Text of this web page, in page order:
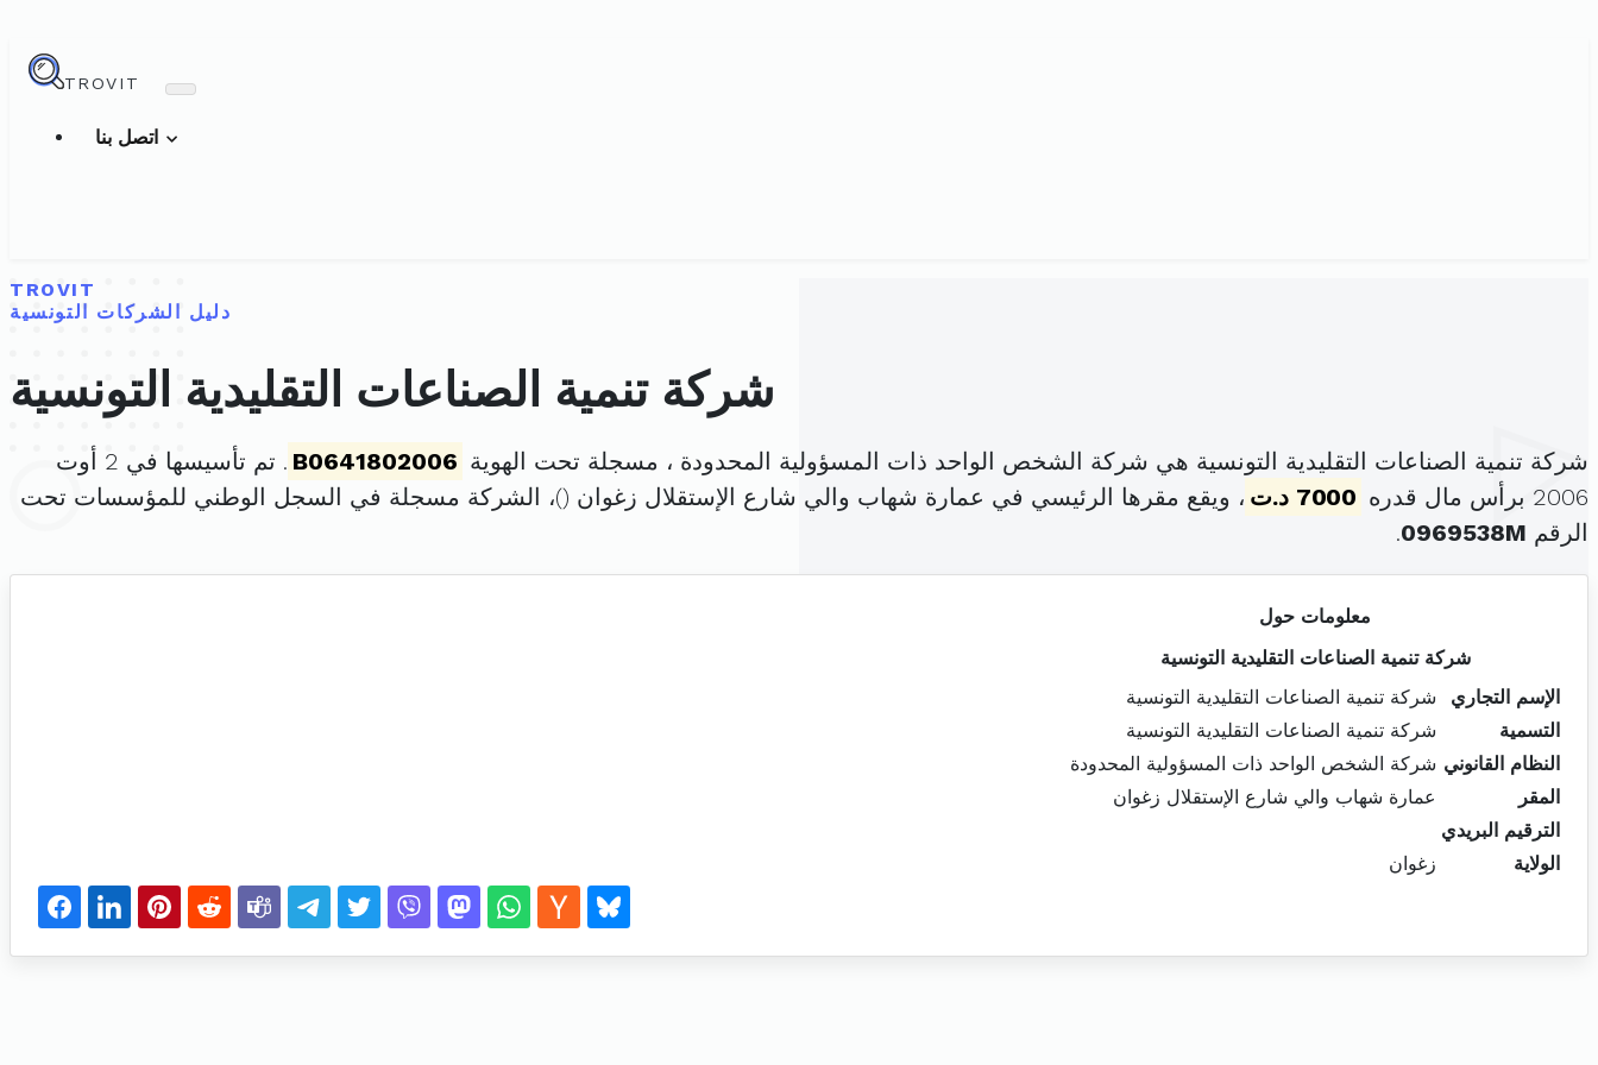
TROVIT
TROVIT
دليل الشركات التونسية
شركة تنمية الصناعات التقليدية التونسية
شركة تنمية الصناعات التقليدية التونسية هي شركة الشخص الواحد ذات المسؤولية المحدودة ، مسجلة تحت الهوية B0641802006
. تم تأسيسها في 2 أوت
2006 برأس مال قدره
7000 د.ت ، ويقع مقرها الرئيسي في عمارة شهاب والي شارع الإستقلال زغوان ()، الشركة مسجلة في السجل الوطني للمؤسسات تحت
الرقم 0969538M
.
معلومات حول
شركة تنمية الصناعات التقليدية التونسية
الإسم التجاري
شركة تنمية الصناعات التقليدية التونسية
التسمية
شركة تنمية الصناعات التقليدية التونسية
النظام القانوني شركة الشخص الواحد ذات المسؤولية المحدودة
المقر
عمارة شهاب والي شارع الإستقلال زغوان
الترقيم البريدي
الولاية
زغوان